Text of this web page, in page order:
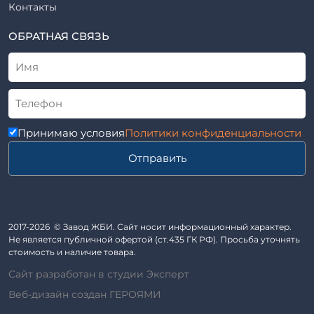
Трубы асбоцементные
Приставки железобетонные (пасынки) Серия 3.407-57 и
ГОСТ 14295-75
Лестничные марши
Автопавильоны
Анкера железобетонные
Балки железобетонные
Блоки железобетонные
Кабины санитарно-технические
Козырьки входов для общественных зданий
Колонны железобетонные
ВСН
ТУ
Альбом
Контакты
ОБРАТНАЯ СВЯЗЬ
Принимаю условияПолитики конфиденциальности
Отправить
2017-2026 © Завод ЖБИ. Сайт носит информационный характер.
Не является публичной офертой (ст.435 ГК РФ). Просьба уточнять
стоимость и наличие товара.
Сайт разработан в студии Эксперт
Веб-дизайн создан ГЕРОЯМИ